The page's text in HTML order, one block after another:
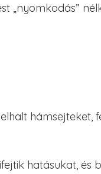
„nyomkodás”
hámsejteket,
hatásukat, és